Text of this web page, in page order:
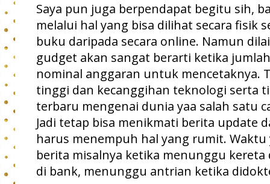
Saya pun juga berpendapat begitu sih,
melalui hal yang bisa dilihat secara fisik
buku daripada secara online. Namun
gudget akan sangat berarti ketika
nominal anggaran untuk mencetaknya.
tinggi dan kecanggihan teknologi serta
terbaru mengenai dunia yaa salah satu
Jadi tetap bisa menikmati berita update
harus menempuh hal yang rumit.
berita misalnya ketika menunggu
di bank, menunggu antrian ketika